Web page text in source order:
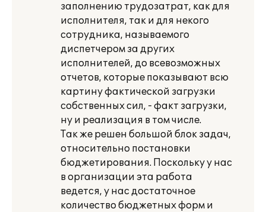
заполнению трудозатрат, как для
исполнителя, так и для некого
сотрудника, называемого
диспетчером за других
исполнителей, до всевозможных
отчетов, которые показывают всю
картину фактической загрузки
собственных сил, - факт загрузки,
ну и реализация в том числе.
Так же решен большой блок задач,
относительно постановки
бюджетирования. Поскольку у нас
в организации эта работа
ведется, у нас достаточное
количество бюджетных форм и